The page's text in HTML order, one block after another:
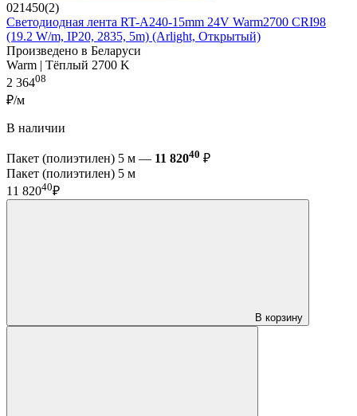
021450(2)
Светодиодная лента RT-A240-15mm 24V Warm2700 CRI98
(19.2 W/m, IP20, 2835, 5m) (Arlight, Открытый)
Произведено в Беларуси
Warm | Тёплый 2700 K
2 36408
₽/м
В наличии
Пакет (полиэтилен) 5 м — 11 82040 ₽
Пакет (полиэтилен) 5 м
11 82040₽
В корзину